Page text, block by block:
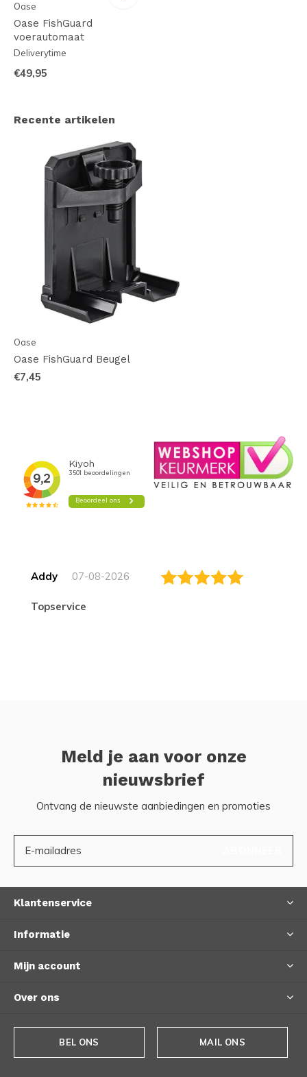
Oase
Oase FishGuard
voerautomaat
Deliverytime
€49,95
Recente artikelen
Oase
Oase FishGuard Beugel
€7,45
Addy 07-08-2026
topservice
Meld je aan voor onze
nieuwsbrief
Ontvang de nieuwste aanbiedingen en promoties
Klantenservice
Informatie
Mijn account
Over ons
BEL ONS MAIL ONS